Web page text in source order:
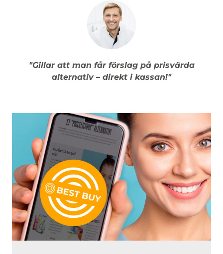
"Gillar att man får förslag på prisvärda
alternativ – direkt i kassan!"